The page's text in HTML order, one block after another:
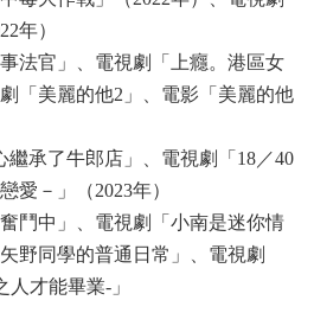
年）
官」、電視劇「上癮。港區女
「美麗的他2」、電影「美麗的他
承了牛郎店」、電視劇「18／40
愛－」（2023年）
鬥中」
、電視劇「小南是迷你情
野同學的普通日常」、 電視劇
人才能畢業- 」